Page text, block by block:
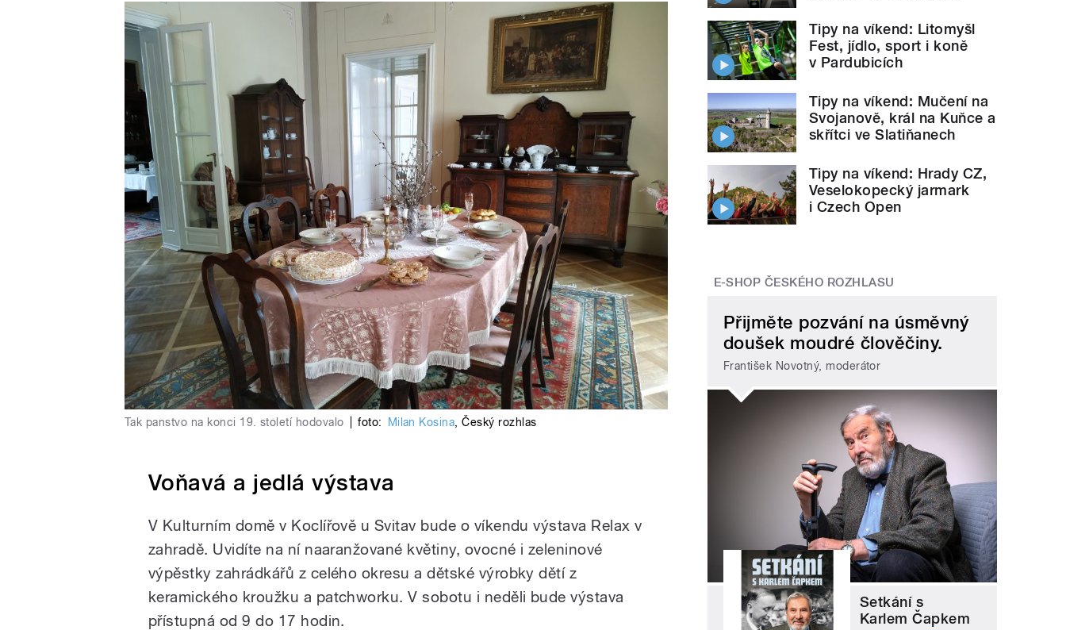
Tak panstvo na konci 19. století hodovalo foto: Milan Kosina,Český rozhlas
Voňavá a jedlá výstava
V Kulturním domě v Koclířově u Svitav bude o víkendu výstava Relax v
zahradě. Uvidíte na ní naaranžované květiny, ovocné i zeleninové
výpěstky zahrádkářů z celého okresu a dětské výrobky dětí z
keramického kroužku a patchworku. V sobotu i neděli bude výstava
přístupná od 9 do 17 hodin.
Tipy na víkend: Litomyšl
Fest, jídlo, sport i koně
v Pardubicích
Tipy na víkend: Mučení na
Svojanově, král na Kuňce a
skřítci ve Slatiňanech
Tipy na víkend: Hrady CZ,
Veselokopecký jarmark
i Czech Open
E-SHOP ČESKÉHO ROZHLASU
Přijměte pozvání na úsměvný
doušek moudré člověčiny.
František Novotný, moderátor
Setkání s
Karlem Čapkem